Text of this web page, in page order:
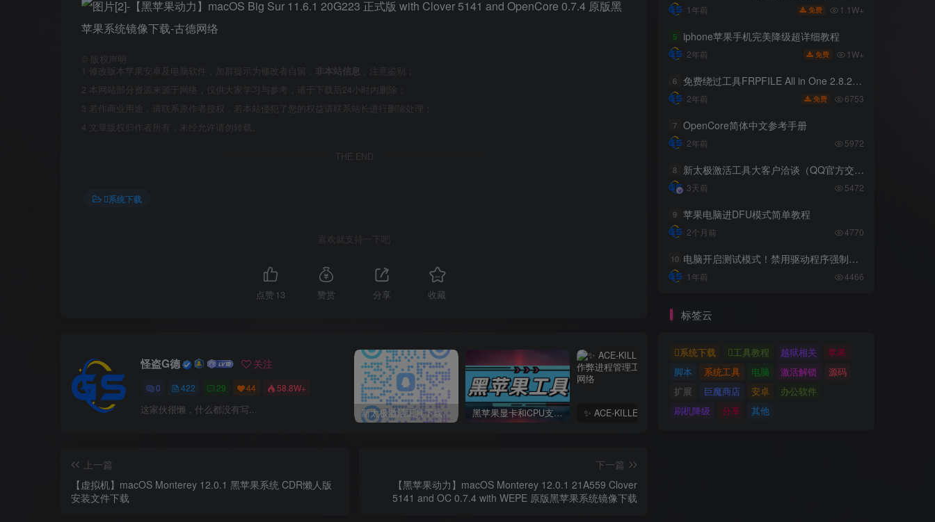
版权声明
1
修改版本苹果安卓及电脑软件，加群提示为修改者自留， 非本站信息 ，注意鉴别；
2 本网站部分资源来源于网络，仅供大家学习与参考，请于下载后24小时内删除；
3 若作商业用途，请联系原作者授权，若本站侵犯了您的权益请联系站长进行删除处理；
4 文章版权归作者所有，未经允许请勿转载。
THE END
系统下载
喜欢就支持一下吧
点赞 13 赞赏 分享 收藏
怪盗G德 关注
0 422 29 44 58.8W+
这家伙很懒，什么都没有写... 新太极激活工具下载/教程/充值/开户(QQ交流群号749113977) 黑苹果显卡和CPU支持情况以及购买硬件防踩坑指南
上一篇
【虚拟机】macOS Monterey 12.0.1 黑苹果系统 CDR懒人版
安装文件下载
下一篇
【黑苹果动力】macOS Monterey 12.0.1 21A559 Clover
5141 and OC 0.7.4 with WEPE 原版黑苹果系统镜像下载
1年前 免费 1.1W+
5 iphone苹果手机完美降级超详细教程
2年前 免费 1W+
6 免费绕过工具FRPFILE All in One 2.8.2，支持iOS 12.5.3~14.8
2年前 免费 6753
7 OpenCore简体中文参考手册
2年前 5972
8 新太极激活工具大客户洽谈（QQ官方交流群：523943346）
3天前 5472
9 苹果电脑进DFU模式简单教程
2个月前 4770
10 电脑开启测试模式！禁用驱动程序强制签名！（大概操作方法）
1年前 4466
标签云
系统下载 工具教程 越狱相关
苹果
脚本
系统工具 电脑 激活解锁
源码
扩展
巨魔商店 安卓
办公软件
刷机降级
分享 其他